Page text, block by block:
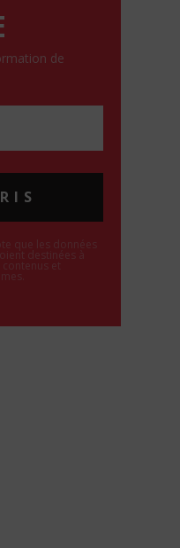
de
que les données
destinées à
et